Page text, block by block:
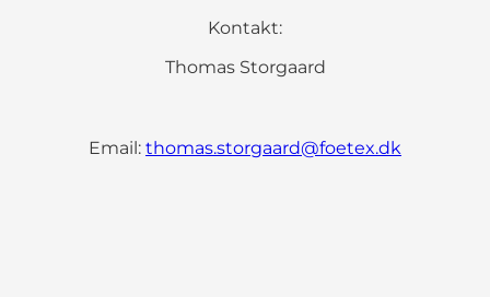
Kontakt:
Thomas Storgaard
Email: thomas.storgaard@foetex.dk